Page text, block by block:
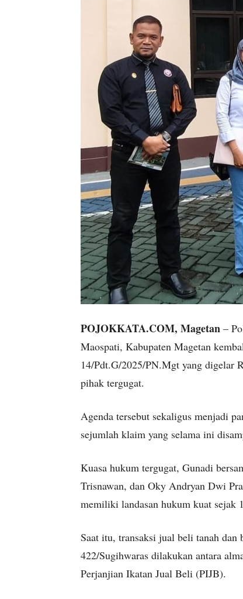
POJOKKATA.COM, Magetan –
Maospati, Kabupaten Magetan
14/Pdt.G/2025/PN.Mgt yang digelar
pihak tergugat.
Agenda tersebut sekaligus menjadi
sejumlah klaim yang selama ini
Kuasa hukum tergugat, Gunadi
Trisnawan, dan Oky Andryan Dwi
memiliki landasan hukum kuat sejak
Saat itu, transaksi jual beli tanah
422/Sugihwaras dilakukan antara
Perjanjian Ikatan Jual Beli (PIJB).